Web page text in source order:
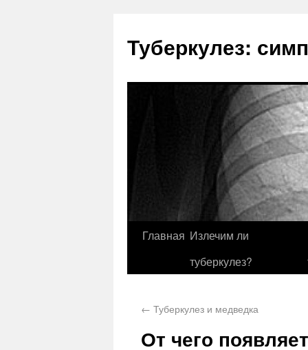
Туберкулез:
Главная Излечим ли
туберкулез?
← Туберкулез и медведка
От чего